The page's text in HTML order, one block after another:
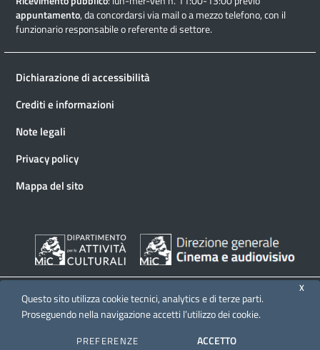
appuntamento, da concordarsi via mail o a mezzo telefono, con il
funzionario responsabile o referente di settore.
Dichiarazione di accessibilità
Crediti e informazioni
Note legali
Privacy policy
Mappa del sito
© 2026 Direzione generale Cinema e audiovisivo
X
Questo sito utilizza cookie tecnici, analytics e di terze parti.
Proseguendo nella navigazione accetti l’utilizzo dei cookie.
PREFERENZE ACCETTO